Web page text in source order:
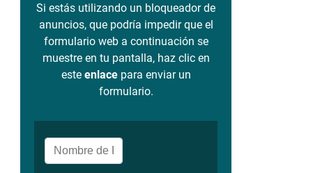
Si estás utilizando un bloqueador de
anuncios, que podría impedir que el
formulario web a continuación se
muestre en tu pantalla, haz clic en
este enlacepara enviar un
formulario.